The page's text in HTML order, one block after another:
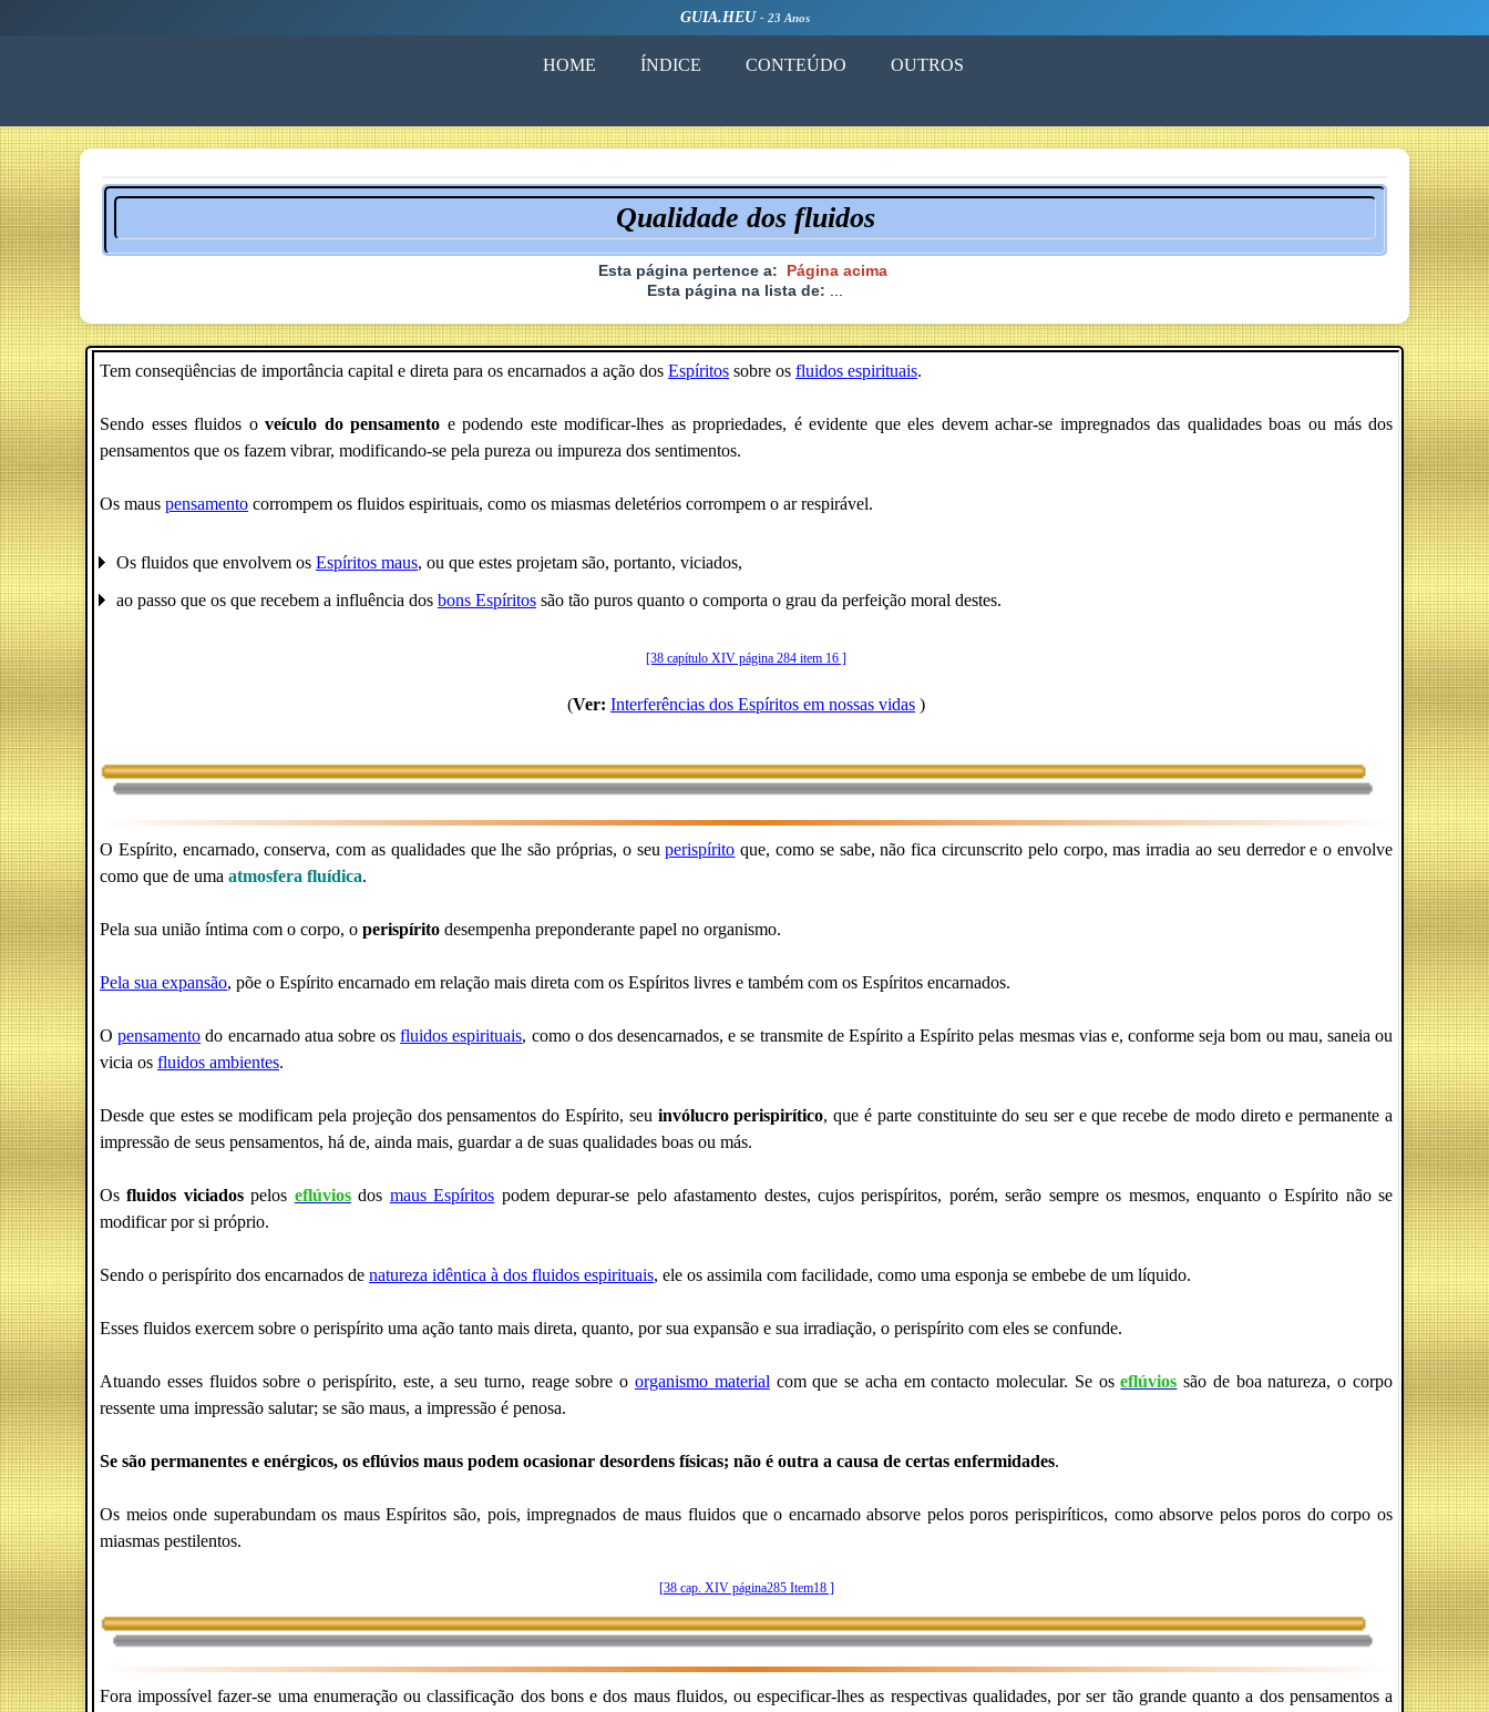
GUIA.HEU - 23 Anos
HOME ÍNDICE CONTEÚDO OUTROS
Qualidade dos fluidos
Esta página pertence a:
Página acima
Esta página na lista de:
Tem conseqüências de importância capital e direta para os encarnados a ação dos Espíritos sobre os fluidos espirituais.
Sendo esses fluidos oveículo do pensamento e podendo este modificar-lhes as propriedades, é evidente que eles devem achar-se impregnados das qualidades boas ou más dos
pensamentos que os fazem vibrar, modificando-se pela pureza ou impureza dos sentimentos.
Os maus pensamento corrompem os fluidos espirituais, como os miasmas deletérios corrompem o ar respirável.
Os fluidos que envolvem os Espíritos maus, ou que estes projetam são, portanto, viciados,
ao passo que os que recebem a influência dos bons Espíritos são tão puros quanto o comporta o grau da perfeição moral destes.
[38 capítulo XIV página 284 item 16 ]
(Ver: Interferências dos Espíritos em nossas vidas )
O Espírito, encarnado, conserva, com as qualidades que lhe são próprias, o seuperispírito que, como se sabe, não fica circunscrito pelo corpo, mas irradia ao seu derredor e o envolve
como que de uma atmosfera fluídica.
Pela sua união íntima com o corpo, o perispírito desempenha preponderante papel no organismo.
Pela sua expansão, põe o Espírito encarnado em relação mais direta com os Espíritos livres e também com os Espíritos encarnados.
Opensamento do encarnado atua sobre osfluidos espirituais, como o dos desencarnados, e se transmite de Espírito a Espírito pelas mesmas vias e, conforme seja bom ou mau, saneia ou
vicia os fluidos ambientes.
Desde que estes se modificam pela projeção dos pensamentos do Espírito, seu invólucro perispirítico, que é parte constituinte do seu ser e que recebe de modo direto e permanente a
impressão de seus pensamentos, há de, ainda mais, guardar a de suas qualidades boas ou más.
Osfluidos viciadospelos eflúviosdos maus Espíritos podem depurar-se pelo afastamento destes, cujos perispíritos, porém, serão sempre os mesmos, enquanto o Espírito não se
modificar por si próprio.
Sendo o perispírito dos encarnados de natureza idêntica à dos fluidos espirituais, ele os assimila com facilidade, como uma esponja se embebe de um líquido.
Esses fluidos exercem sobre o perispírito uma ação tanto mais direta, quanto, por sua expansão e sua irradiação, o perispírito com eles se confunde.
Atuando esses fluidos sobre o perispírito, este, a seu turno, reage sobre o organismo material com que se acha em contacto molecular. Se oseflúvios são de boa natureza, o corpo
ressente uma impressão salutar; se são maus, a impressão é penosa.
Se são permanentes e enérgicos, os eflúvios maus podem ocasionar desordens físicas; não é outra a causa de certas enfermidades.
Os meios onde superabundam os maus Espíritos são, pois, impregnados de maus fluidos que o encarnado absorve pelos poros perispiríticos, como absorve pelos poros do corpo os
miasmas pestilentos.
[38 cap. XIV página285 Item18 ]
Fora impossível fazer-se uma enumeração ou classificação dos bons e dos maus fluidos, ou especificar-lhes as respectivas qualidades, por ser tão grande quanto a dos pensamentos a